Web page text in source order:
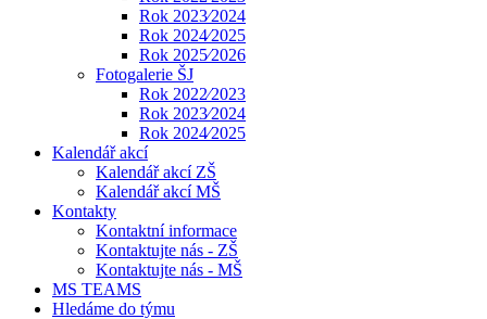
Rok 2023⁄2024
Rok 2024⁄2025
Rok 2025⁄2026
Fotogalerie ŠJ
Rok 2022⁄2023
Rok 2023⁄2024
Rok 2024⁄2025
Kalendář akcí
Kalendář akcí ZŠ
Kalendář akcí MŠ
Kontakty
Kontaktní informace
Kontaktujte nás - ZŠ
Kontaktujte nás - MŠ
MS TEAMS
Hledáme do týmu